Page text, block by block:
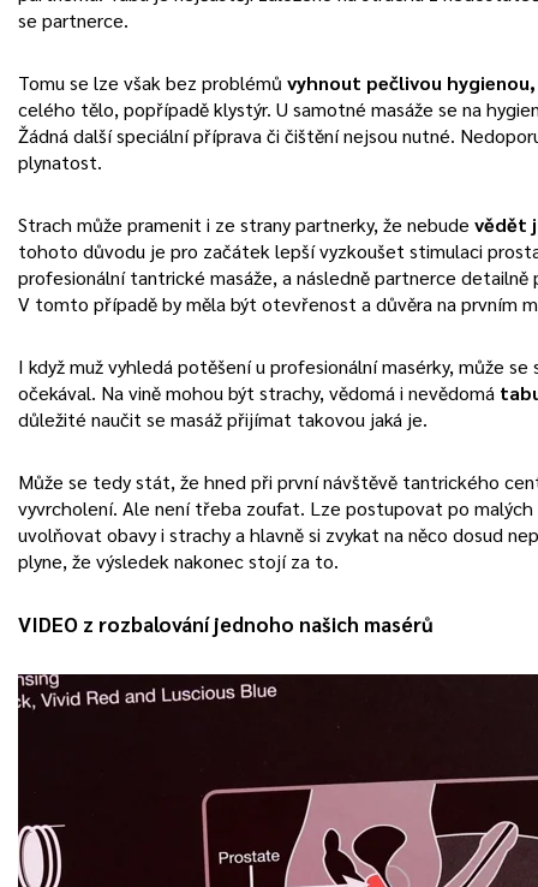
se partnerce.
Tomu se lze však bez problémů vyhnout pečlivou hygienou,
celého tělo, popřípadě klystýr. U samotné masáže se na
Žádná další speciální příprava či čištění nejsou nutné.
plynatost.
Strach může pramenit i ze strany partnerky, že nebude vědět
tohoto důvodu je pro začátek lepší vyzkoušet stimulaci
profesionální tantrické masáže, a následně partnerce
V tomto případě by měla být otevřenost a důvěra na prvním
I když muž vyhledá potěšení u profesionální masérky, může
očekával. Na vině mohou být strachy, vědomá i nevědomá
důležité naučit se masáž přijímat takovou jaká je.
Může se tedy stát, že hned při první návštěvě tantrického
vyvrcholení. Ale není třeba zoufat. Lze postupovat po
uvolňovat obavy i strachy a hlavně si zvykat na něco dosud
plyne, že výsledek nakonec stojí za to.
VIDEO z rozbalování jednoho našich masérů